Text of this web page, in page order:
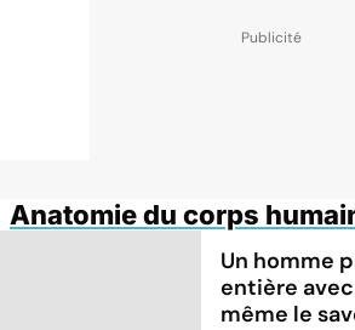
Anatomie du corps
Un homme
entière
même le